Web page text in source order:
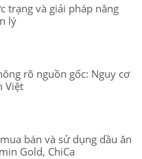
trạng và giải pháp nâng
lý
rõ nguồn gốc: Nguy cơ
Việt
bán và sử dụng dầu ăn
Gold, ChiCa